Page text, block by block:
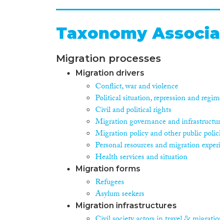
indient die conform de
particuliere organisaties,
advies en adviesvraag Met
Unie moeten voldoen. De
18 van de herziene richtlijn
vroegere vervolging of
zullen gaan vormen waarmee
ook op eigen initiatief
Vreemdelingenzaken
adviesvraag die door de
medisch onderzoek in
medisch onderzoek moet
procedureel kan worden
Daarnaast is nagegaan hoe
Taxonomy
Migration processes
Migration drivers
Conflict, war and violence
Political situation, repression and
Civil and political rights
Migration governance and
Migration policy and other public
Personal resources and migration
Health services and situation
Migration forms
Refugees
Asylum seekers
Migration infrastructures